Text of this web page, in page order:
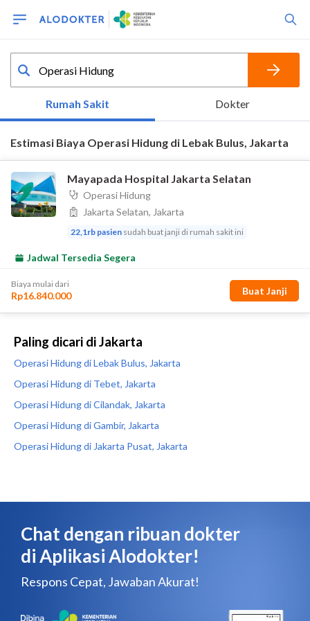
Paling dicari di Jakarta
Operasi Hidung di Lebak Bulus, Jakarta
Operasi Hidung di Tebet, Jakarta
Operasi Hidung di Cilandak, Jakarta
Operasi Hidung di Gambir, Jakarta
Operasi Hidung di Jakarta Pusat, Jakarta